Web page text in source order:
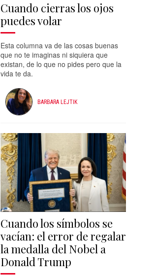
Cuando cierras los ojos
puedes volar
Esta columna va de las cosas buenas
que no te imaginas ni siquiera que
existan, de lo que no pides pero que la
vida te da.
BARBARA LEJTIK
Cuando los símbolos se
vacían: el error de regalar
la medalla del Nobel a
Donald Trump